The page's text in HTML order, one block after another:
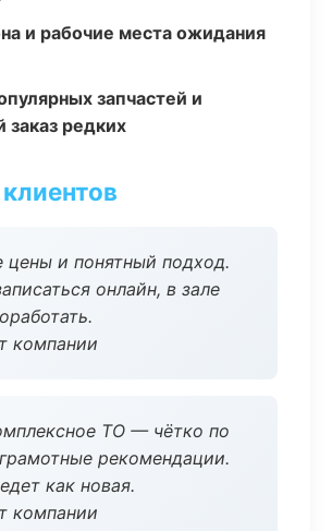
и рабочие места ожидания
запчастей и
редких
и понятный подход.
онлайн, в зале
компании
ТО — чётко по
рекомендации.
как новая.
компании